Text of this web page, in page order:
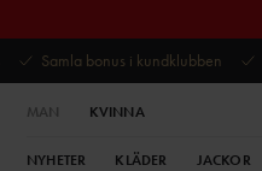
Samla bonus i kundklubben
MAN KVINNA
NYHETER KLÄDER JACKOR